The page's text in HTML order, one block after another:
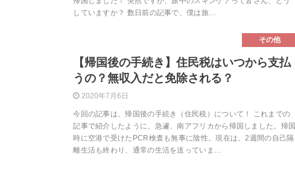
していますか？ 数日前の記事で、僕は旅…
その他
【帰国後の手続き】住民税はいつから支払
うの？無収入だと免除される？
2020年7月6日
今回の記事は、帰国後の手続き（住民税）について！ これまでの
記事で紹介したように、急遽、南アフリカから帰国しました。帰国
時に空港で受けたPCR検査も無事に陰性。現在は、2週間の自己隔
離生活も終わり、通常の生活を送っていま…